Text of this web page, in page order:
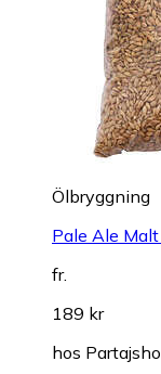
Ölbryggning
Pale Ale Malt
fr.
189 kr
hos